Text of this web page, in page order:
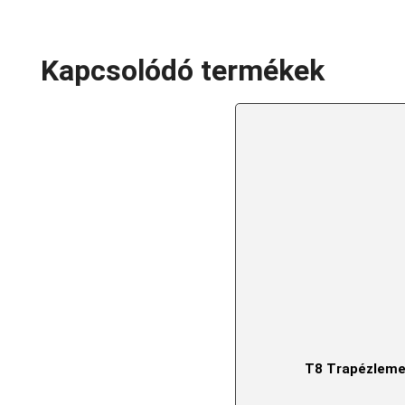
Kapcsolódó termékek
T8